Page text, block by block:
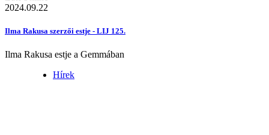
2024.09.22
Ilma Rakusa szerzői estje - LIJ 125.
Ilma Rakusa estje a Gemmában
Hírek